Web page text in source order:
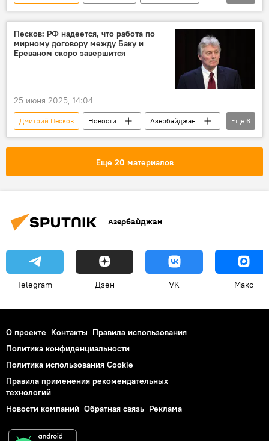
Никол Пашинян
Владимир Путин
ЕС
ЕАЭС
Песков: РФ надеется, что работа по
мирному договору между Баку и
Ереваном скоро завершится
25 июня 2025, 14:04
Дмитрий Песков Новости
Азербайджан
Армения
мирное урегулирование
Эскалация
региональная безопасность
Еще 6
Еще 20 материалов
Азербайджан
Telegram Дзен VK Макс
О проекте Контакты Правила использования
Политика конфиденциальности
Политика использования Cookie
Правила применения рекомендательных
технологий
Новости компаний Обратная связь Реклама